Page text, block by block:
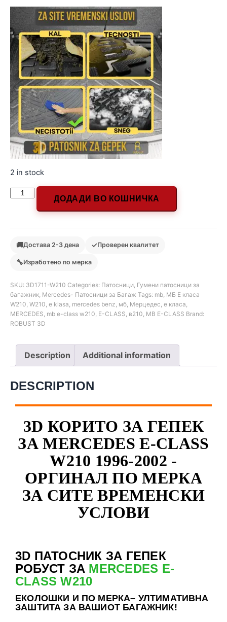
2 in stock
ДОДАДИ ВО КОШНИЧКА
🚚Достава 2-3 дена ✓Проверен квалитет
🔧Изработено по мерка
SKU: 3D1711-W210 Categories: Патосници Гумени патосници за
багажник Mercedes- Патосници за Багаж Tags: mb МБ Е класа
W210 W210 e klasa mercedes benz мб Мерцедес е класа
MERCEDES mb e-class w210 E-CLASS в210 MB E-CLASS Brand:
ROBUST 3D
Description Additional information
DESCRIPTION
3D КОРИТО ЗА ГЕПЕК
ЗА MERCEDES E-CLASS
W210 1996-2002 -
ОРГИНАЛ ПО МЕРКА
ЗА СИТЕ ВРЕМЕНСКИ
УСЛОВИ
3D ПАТОСНИК ЗА ГЕПЕК
РОБУСТ ЗА MERCEDES E-
CLASS W210
ЕКОЛОШКИ И ПО МЕРКА– УЛТИМАТИВНА
ЗАШТИТА ЗА ВАШИОТ БАГАЖНИК!